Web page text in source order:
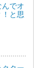
でオ
と思